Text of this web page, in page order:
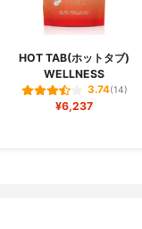
HOT TAB(ホットタブ)
WELLNESS
3.74(14)
¥6,237